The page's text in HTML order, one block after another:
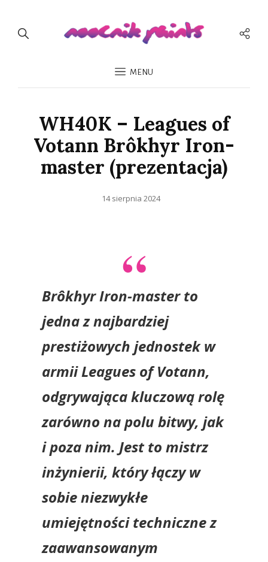
MENU
WH40K – Leagues of
Votann Brôkhyr Iron-
master (prezentacja)
Opublikowano
14 sierpnia 2024
Brôkhyr Iron-master to
jedna z najbardziej
prestiżowych jednostek w
armii Leagues of Votann,
odgrywająca kluczową rolę
zarówno na polu bitwy, jak
i poza nim. Jest to mistrz
inżynierii, który łączy w
sobie niezwykłe
umiejętności techniczne z
zaawansowanym